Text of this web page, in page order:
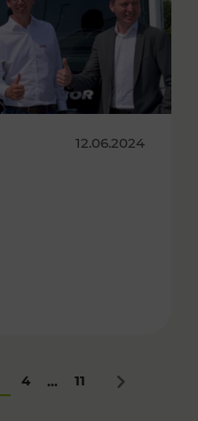
12.06.2024
4 ... 11 Nächstes